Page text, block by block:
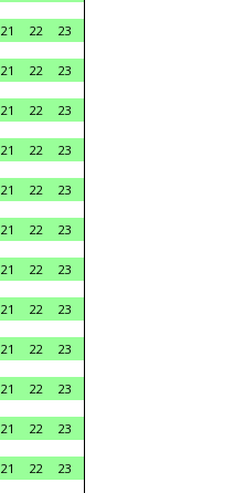
21 22
23
21 22
23
21 22
23
21 22
23
21 22
23
21 22
23
21 22
23
21 22
23
21 22
23
21 22
23
21 22
23
21 22
23